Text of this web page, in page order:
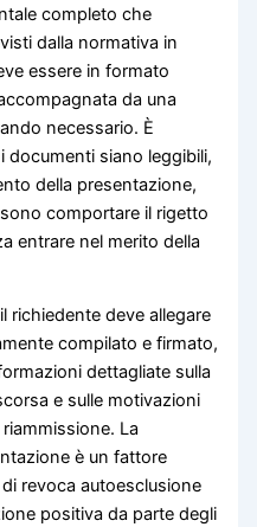
completo che
dalla normativa in
essere in formato
da una
necessario. È
documenti siano leggibili,
della presentazione,
comportare il rigetto
entrare nel merito della
richiedente deve allegare
compilato e firmato,
dettagliate sulla
e sulle motivazioni
La
è un fattore
revoca autoesclusione
positiva da parte degli